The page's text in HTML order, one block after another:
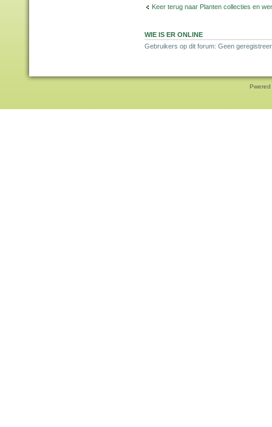
Keer terug naar Planten collecties en
WIE IS ER ONLINE
Gebruikers op dit forum: Geen